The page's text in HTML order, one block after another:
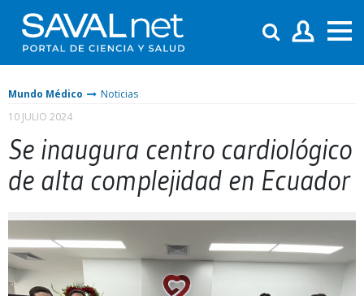
Mundo Médico
Noticias
10 JULIO 2024
Se inaugura centro cardiológico
de alta complejidad en Ecuador